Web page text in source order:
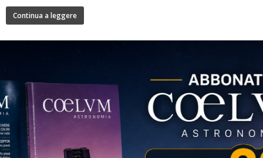
Continua a leggere